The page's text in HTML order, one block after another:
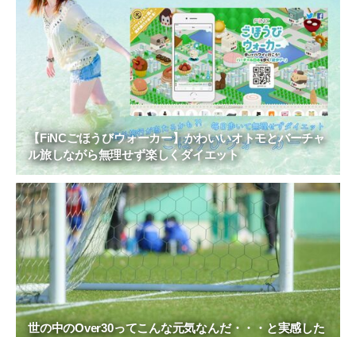
【FiNCごほうびウォーカー】かわいいオトモとバーチャ
ル旅しながら無理せず楽しくダイエット
世の中のOver30ってこんな元気なんだ・・・と実感した